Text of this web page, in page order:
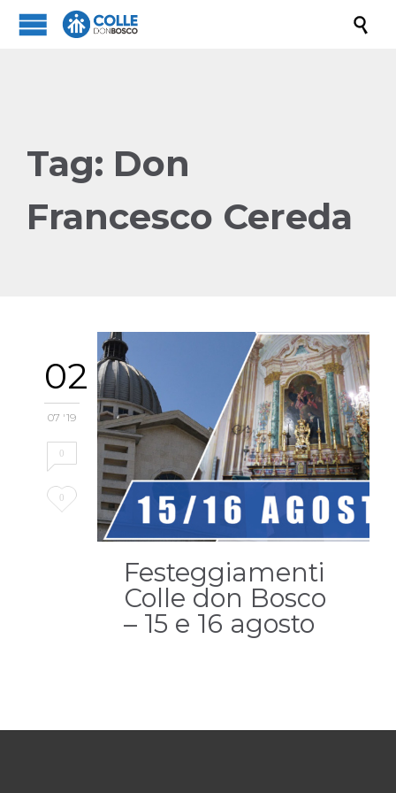

Tag: Don
Francesco Cereda
02
07 '19
0
Love
0
Festeggiamenti
Colle don Bosco
– 15 e 16 agosto